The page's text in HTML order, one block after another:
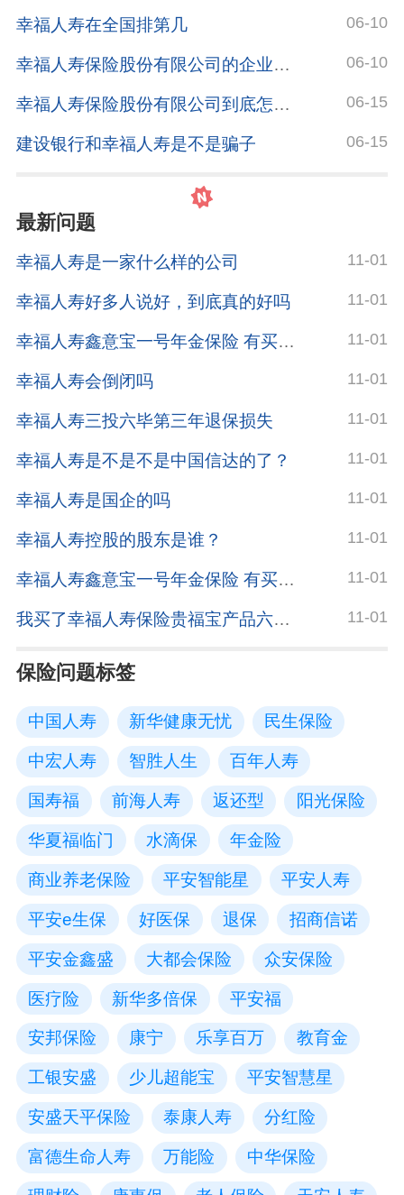
幸福人寿在全国排第几 06-10
幸福人寿保险股份有限公司的企业文化 06-10
幸福人寿保险股份有限公司到底怎么样？ 06-15
建设银行和幸福人寿是不是骗子 06-15
最新问题
幸福人寿是一家什么样的公司 11-01
幸福人寿好多人说好，到底真的好吗 11-01
幸福人寿鑫意宝一号年金保险 有买过的朋友吗，帮忙看看这个靠谱不靠谱 11-01
幸福人寿会倒闭吗 11-01
幸福人寿三投六毕第三年退保损失 11-01
幸福人寿是不是不是中国信达的了？ 11-01
幸福人寿是国企的吗 11-01
幸福人寿控股的股东是谁？ 11-01
幸福人寿鑫意宝一号年金保险 有买过的朋友吗，帮忙看看这个靠谱不靠谱 11-01
我买了幸福人寿保险贵福宝产品六天退保会扣钱吗 11-01
保险问题标签
中国人寿 新华健康无忧 民生保险
中宏人寿 智胜人生 百年人寿
国寿福 前海人寿 返还型 阳光保险
华夏福临门 水滴保 年金险
商业养老保险 平安智能星 平安人寿
平安e生保 好医保 退保 招商信诺
平安金鑫盛 大都会保险 众安保险
医疗险 新华多倍保 平安福
安邦保险 康宁 乐享百万 教育金
工银安盛 少儿超能宝 平安智慧星
安盛天平保险 泰康人寿 分红险
富德生命人寿 万能险 中华保险